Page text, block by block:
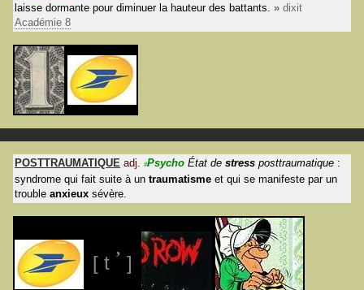
laisse dormante pour diminuer la hauteur des battants. » dixit
Académie 8
POSTTRAUMATIQUE adj. #Psycho État de stress posttraumatique :
syndrome qui fait suite à un traumatisme et qui se manifeste par un
trouble anxieux sévère.
[ t ’ ]